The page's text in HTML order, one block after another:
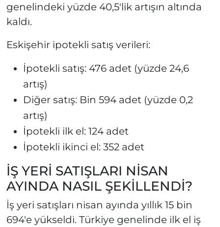
genelindeki yüzde 40,5'lik artışın altında
kaldı.
Eskişehir ipotekli satış verileri:
İpotekli satış: 476 adet (yüzde 24,6
artış)
Diğer satış: Bin 594 adet (yüzde 0,2
artış)
İpotekli ilk el: 124 adet
İpotekli ikinci el: 352 adet
İŞ YERİ SATIŞLARI NİSAN
AYINDA NASIL ŞEKİLLENDİ?
İş yeri satışları nisan ayında yıllık 15 bin
694'e yükseldi. Türkiye genelinde ilk el iş